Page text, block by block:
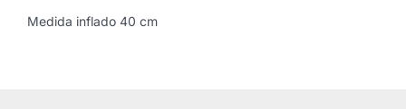
Medida inflado 40 cm